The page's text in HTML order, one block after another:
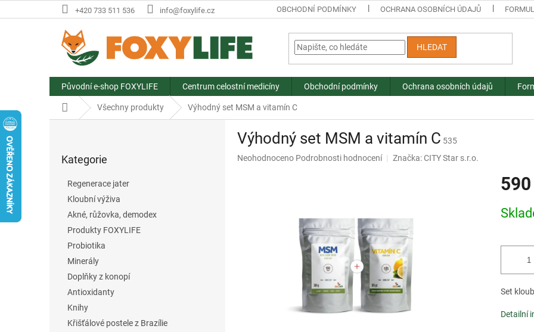
na
+420 733 511 536 info@foxylife.cz OBCHODNÍ PODMÍNKY OCHRANA OSOBNÍCH ÚDAJŮ
HLEDAT
Původní e-shop FOXYLIFE Centrum celostní medicíny Obchodní podmínky Ochrana osobních údajů
Domů Všechny produkty Výhodný set MSM a vitamín C
kategorie
Kategorie
Regenerace jater
Kloubní výživa
Akné, růžovka, demodex
Produkty FOXYLIFE
Probiotika
Minerály
Doplňky z konopí
Antioxidanty
Knihy
Křišťálové postele z Brazílie
Výhodný set MSM a vitamín C 535
Průměrné
Neohodnoceno Podrobnosti hodnocení Značka:CITY Star s.r.o.
cena:
Set
Detailní